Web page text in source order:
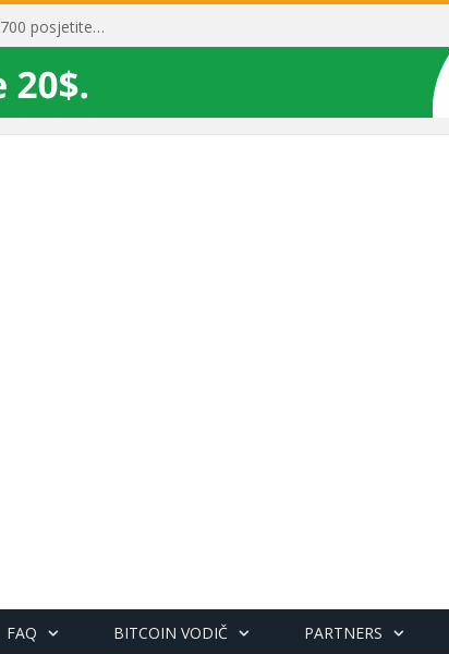
Toni Milun postao “milijarder”! Vrhunska predavanja i 1700 posjetitelja obilježili su mjesec financijske pismenosti
FAQ BITCOIN VODIČ PARTNERS